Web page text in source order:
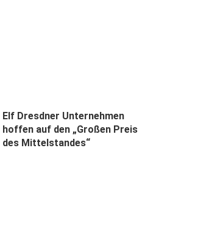
Elf Dresdner Unternehmen
hoffen auf den „Großen Preis
des Mittelstandes“